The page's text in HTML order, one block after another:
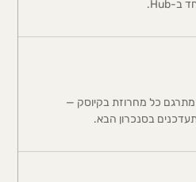
מוסיפים שפה חדשה וה-AI מתרגם כל מחרוזת בקיוסק —
בסנכרון הבא.